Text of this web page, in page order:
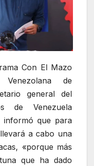
Con El Mazo
de
general del
de Venezuela
informó que para
a cabo una
«porque más
que ha dado